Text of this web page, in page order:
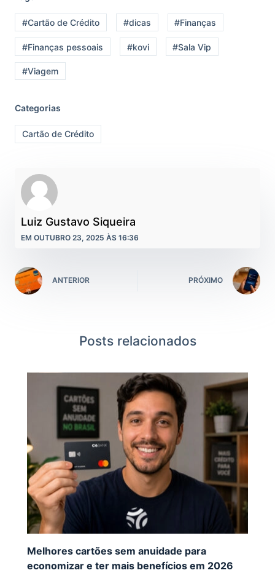
#Cartão de Crédito #dicas #Finanças
#Finanças pessoais #kovi #Sala Vip
#Viagem
Categorias
Cartão de Crédito
Luiz Gustavo Siqueira
EM OUTUBRO 23, 2025 ÀS 16:36
ANTERIOR PRÓXIMO
Posts relacionados
Melhores cartões sem anuidade para
economizar e ter mais benefícios em 2026